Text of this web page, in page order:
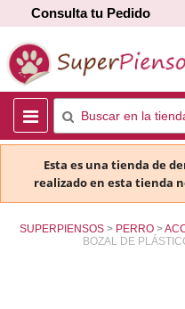
Consulta tu Pedido
Esta es una tienda de
realizado en esta tienda
SUPERPIENSOS PERRO
BOZAL DE